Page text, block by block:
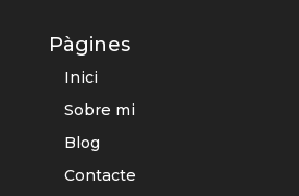
Pàgines
Inici
Sobre mi
Blog
Contacte